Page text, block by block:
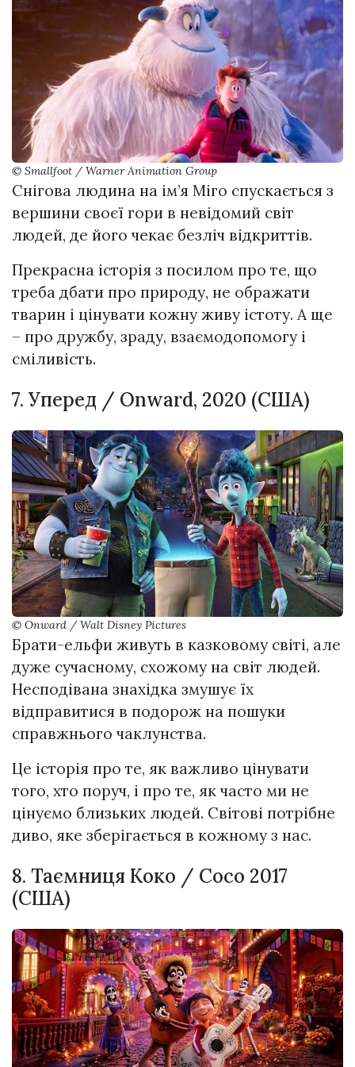
© Smallfoot / Warner Animation Group
Снігова людина на ім’я Міго спускається з
вершини своєї гори в невідомий світ
людей, де його чекає безліч відкриттів.
Прекрасна історія з посилом про те, що
треба дбати про природу, не ображати
тварин і цінувати кожну живу істоту. А ще
– про дружбу, зраду, взаємодопомогу і
сміливість.
7. Уперед / Onward, 2020 (США)
© Onward / Walt Disney Pictures
Брати-ельфи живуть в казковому світі, але
дуже сучасному, схожому на світ людей.
Несподівана знахідка змушує їх
відправитися в подорож на пошуки
справжнього чаклунства.
Це історія про те, як важливо цінувати
того, хто поруч, і про те, як часто ми не
цінуємо близьких людей. Світові потрібне
диво, яке зберігається в кожному з нас.
8. Таємниця Коко / Coco 2017
(США)